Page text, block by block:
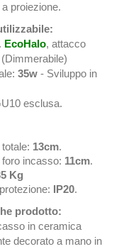
proiezione.
EcoHalo, attacco
35w - Sviluppo in
esclusa.
13cm.
incasso: 11cm.
Kg
IP20.
prodotto:
in ceramica
decorato a mano in